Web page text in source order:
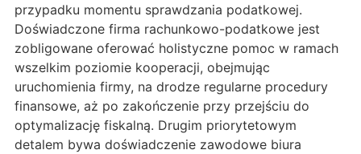
przypadku momentu sprawdzania podatkowej.
Doświadczone firma rachunkowo-podatkowe jest
zobligowane oferować holistyczne pomoc w ramach
wszelkim poziomie kooperacji, obejmując
uruchomienia firmy, na drodze regularne procedury
finansowe, aż po zakończenie przy przejściu do
optymalizację fiskalną. Drugim priorytetowym
detalem bywa doświadczenie zawodowe biura